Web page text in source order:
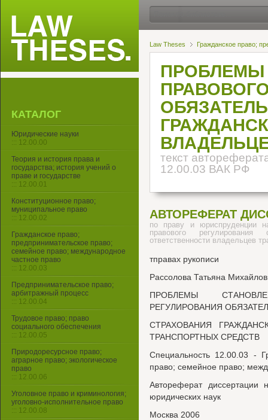
Law Theses Гражданское право;
ПРОБЛЕМЫ
текст
12.00.03 ВАК РФ
АВТОРЕФЕРАТ
по праву и юриспруденции
правового регулирования
ответственности владельцев
тправах рукописи
Рассолова Татьяна
ПРОБЛЕМЫ
РЕГУЛИРОВАНИЯ
СТРАХОВАНИЯ
ТРАНСПОРТНЫХ СРЕДСТВ
Специальность 12.00.03 -
право; семейное право;
Автореферат диссертации
юридических наук
Москва 2006
КАТАЛОГ
Юридические науки
::: 12.00.00
Теория и история права и
государства; история учений о
праве и государстве
::: 12.00.01
Конституционное право;
муниципальное право
::: 12.00.02
Гражданское право;
предпринимательское право;
семейное право; международное
частное право
::: 12.00.03
Предпринимательское право;
арбитражный процесс
::: 12.00.04
Трудовое право; право
социального обеспечения
::: 12.00.05
Природоресурсное право;
аграрное право; экологическое
право
::: 12.00.06
Уголовное право и криминология;
уголовно-исполнительное право
::: 12.00.08